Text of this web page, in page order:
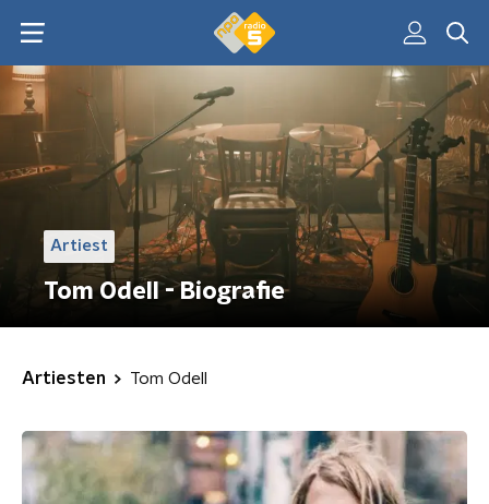
Artiest
Tom Odell - Biografie
Artiesten Tom Odell